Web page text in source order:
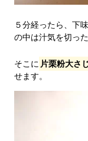
５分経ったら、下
の中は汁気を切っ
そこに 片栗粉大さ
せます。